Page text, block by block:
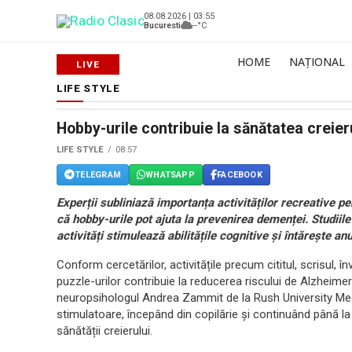
08.08.2026 | 03:55
Bucuresti
--°C
HOME NAȚIONAL
LIFE STYLE
Hobby-urile contribuie la sănătatea
LIFE STYLE 08:57
TELEGRAM WHATSAPP FACEBOOK
Experții subliniază importanța activităților recreative
că hobby-urile pot ajuta la prevenirea demenței.
activități stimulează abilitățile cognitive și întărește
Conform cercetărilor, activitățile precum cititul, scrisul,
puzzle-urilor contribuie la reducerea riscului de
neuropsihologul Andrea Zammit de la Rush University
stimulatoare, începând din copilărie și continuând până
sănătății creierului.